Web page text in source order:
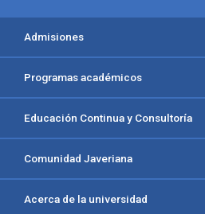
Admisiones
Programas académicos
Educación Continua y Consultoría
Comunidad Javeriana
Acerca de la universidad